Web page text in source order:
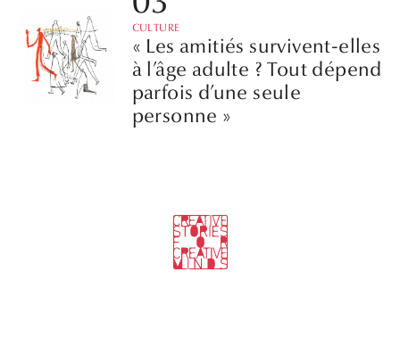
CULTURE
« Les amitiés survivent-elles
à l’âge adulte ? Tout dépend
parfois d’une seule
personne »